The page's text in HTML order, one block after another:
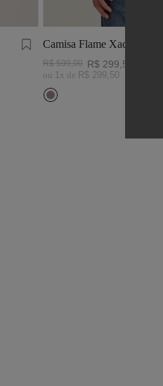
Camisa Flame Xadrez - I23-
R$ 599,00 R$ 299 50
ou x de R$ 299 50